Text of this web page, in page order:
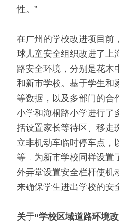
性。”
在广州的学校改进项目前
球儿童安全组织改进了上
路安全环境，分别是花木
和新市学校。基于学生和
等数据，以及多部门的合
小学和海桐路小学进行了
括设置家长等待区、移走
立非机动车临时停车点，
等，为新市学校同样设置
外弄堂设置安全栏杆使机
来确保学生进出学校的安
关于“学校区域道路环境改